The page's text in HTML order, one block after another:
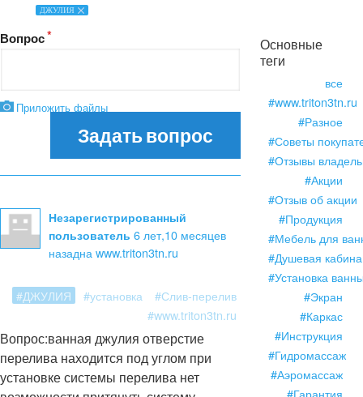
ДЖУЛИЯ
Вопрос
Приложить файлы
Задать вопрос
Незарегистрированный
пользователь 6 лет,10 месяцев
назадна www.triton3tn.ru
#ДЖУЛИЯ #установка
#Слив-перелив
#www.triton3tn.ru
Вопрос:ванная джулия отверстие
перелива находится под углом при
установке системы перелива нет
Основные
теги
все
#www.triton3tn.ru
#Разное
#Советы
#Отзывы
#Акции
#Отзыв об акции
#Продукция
#Мебель для
#Душевая кабина
#Установка
#Экран
#Каркас
#Инструкция
#Гидромассаж
#Аэромассаж
#Гарантия